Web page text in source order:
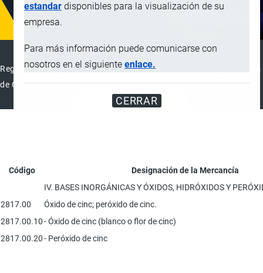
estandar disponibles para la visualización de su
empresa.
Para más información puede comunicarse con
nosotros en el siguienteenlace.
CERRAR
DIRECTORIO INTERNACIONAL
Registre su Empresa en el Directorio Internacional de Operadores
de Comercio Exterior
REGISTRAR
ANUNCIAR
Código
Designación de la Mercancía
IV. BASES INORGÁNICAS Y ÓXIDOS, HIDRÓXIDOS Y
2817.00
Óxido de cinc; peróxido de cinc.
2817.00.10- Óxido de cinc (blanco o flor de cinc)
2817.00.20- Peróxido de cinc